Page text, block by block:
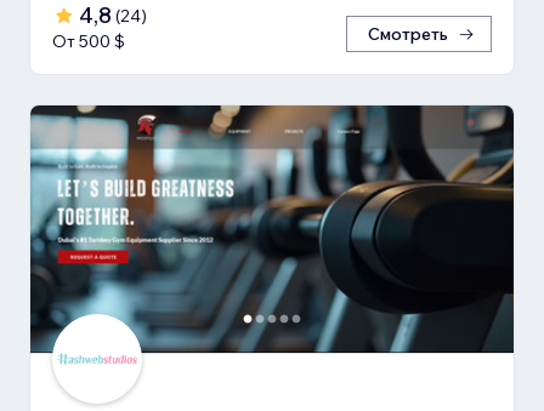
4,8 (24)
От 500 $
Смотреть